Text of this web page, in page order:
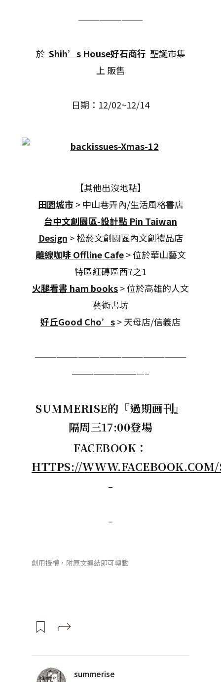
—————————
於 Shih’s House好石商行 聖誕市集
上 販售
日期：12/02~12/14
【其他出沒地點】
田園城市> 中山巷弄內/生活風格書店
台中文創園區-設計點 Pin Taiwan
Design > 松菸文創園區內文創禮品店
離線咖啡 Offline Cafe> 位於華山藝文
特區紅磚區西7之1
火腿看書 ham books> 位於高雄的人文
藝術書坊
好丘Good Cho’s> 天母店/信義店
—————————————————————
——————————–
SUMMERISE的『過期画刊』
隔周三17:00登場
FACEBOOK ：
HTTPS://
–
–
創用授權，附原文連結即可轉載
summerise